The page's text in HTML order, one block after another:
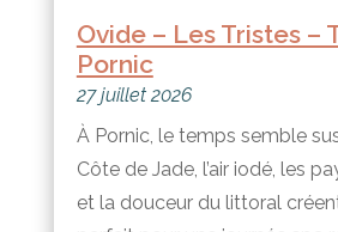
Ovide – Les Tristes –
Pornic
27 juillet 2026
À Pornic, le temps semble
Côte de Jade, l’air iodé, les
et la douceur du littoral